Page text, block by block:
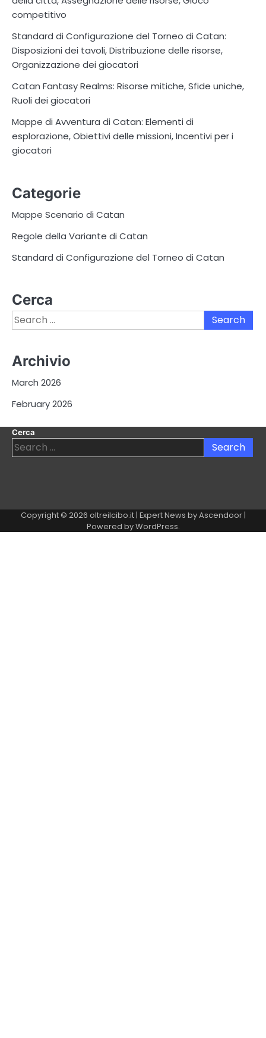
competitivo
Standard di Configurazione del Torneo di Catan:
Disposizioni dei tavoli, Distribuzione delle risorse,
Organizzazione dei giocatori
Catan Fantasy Realms: Risorse mitiche, Sfide uniche,
Ruoli dei giocatori
Mappe di Avventura di Catan: Elementi di
esplorazione, Obiettivi delle missioni, Incentivi per i
giocatori
Categorie
Mappe Scenario di Catan
Regole della Variante di Catan
Standard di Configurazione del Torneo di Catan
Cerca
Search
for:
Archivio
March 2026
February 2026
Cerca
Search
for:
Copyright © 2026 oltreilcibo.it| Expert News byAscendoor|
Powered byWordPress.